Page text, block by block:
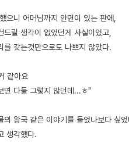
으니 어머님까지 안면이 있는 판에,
드릴 생각이 없었던게 사실이었고,
를 갖는것만으로도 나쁘지 않았다.
같아요
면 다들 그렇지 않던데...ㅎ"
의 왕국 같은 이야기를 들었나보다 싶
생각했다.